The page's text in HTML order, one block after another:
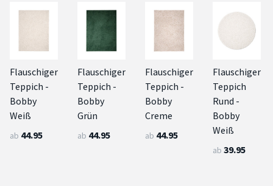
Flauschiger
Teppich -
Bobby
Weiß
ab 44.95
Flauschiger
Teppich -
Bobby
Grün
ab 44.95
Flauschiger
Teppich -
Bobby
Creme
ab 44.95
Flauschiger
Teppich
Rund -
Bobby
Weiß
ab 39.95